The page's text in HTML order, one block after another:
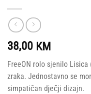
38,00 KM
FreeON rolo sjenilo
zraka. Jednostavno se
simpatičan dječji dizajn.